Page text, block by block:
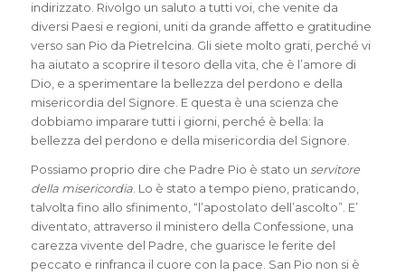
indirizzato. Rivolgo un saluto a tutti voi, che venite da
diversi Paesi e regioni, uniti da grande affetto e gratitudine
verso san Pio da Pietrelcina. Gli siete molto grati, perché vi
ha aiutato a scoprire il tesoro della vita, che è l’amore di
Dio, e a sperimentare la bellezza del perdono e della
misericordia del Signore. E questa è una scienza che
dobbiamo imparare tutti i giorni, perché è bella: la
bellezza del perdono e della misericordia del Signore.
Possiamo proprio dire che Padre Pio è stato un servitore
della misericordia. Lo è stato a tempo pieno, praticando,
talvolta fino allo sfinimento, “l’apostolato dell’ascolto”. E’
diventato, attraverso il ministero della Confessione, una
carezza vivente del Padre, che guarisce le ferite del
peccato e rinfranca il cuore con la pace. San Pio non si è